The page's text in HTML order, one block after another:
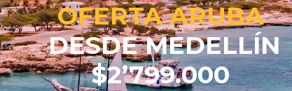
OFERTA ARUBA
DESDE MEDELLÍN
$2’799.000